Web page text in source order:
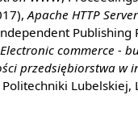
Apache HTTP
Publishing
Electronic commerce -
przedsiębiorstwa w
Lubelskiej,